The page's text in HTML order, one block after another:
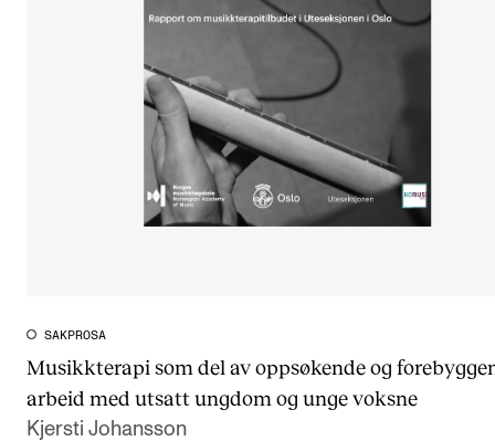
SAKPROSA
Musikkterapi som del av oppsøkende og
arbeid med utsatt ungdom og unge voksne
Kjersti Johansson